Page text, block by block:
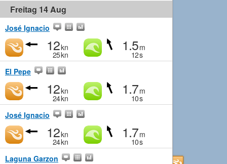
Freitag 14 Aug
José Ignacio
12kn
25kn
1.5m
12s
El Pepe
12kn
24kn
1.7m
10s
José Ignacio
12kn
24kn
1.7m
10s
Laguna Garzon